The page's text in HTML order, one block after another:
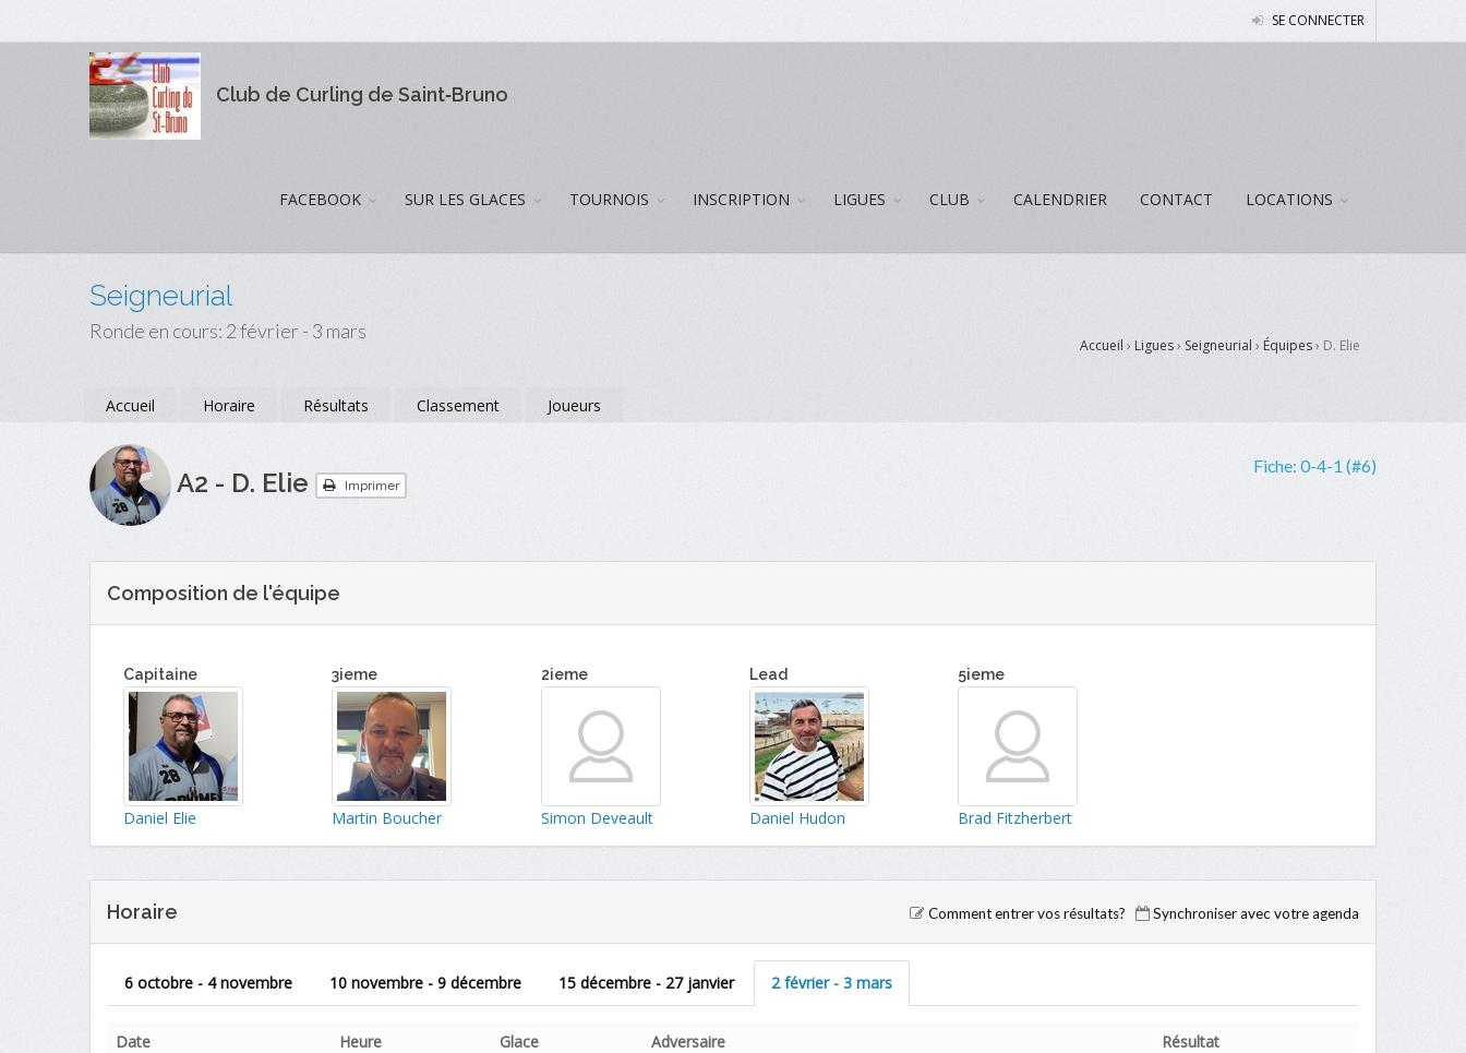
SE CONNECTER
Club de Curling de Saint‑Bruno
FACEBOOK SUR LES GLACES TOURNOIS INSCRIPTION LIGUES CLUB CALENDRIER CONTACT LOCATIONS
Seigneurial
Ronde en cours: 2 février - 3 mars
Accueil › Ligues› Seigneurial › Équipes› D. Elie
Accueil Horaire Résultats Classement Joueurs
A2 - D. Elie Imprimer
Fiche: 0-4-1 (#6)
Composition de l'équipe
Capitaine
Daniel Elie
3ieme
Martin Boucher
2ieme
Simon Deveault
Lead
Daniel Hudon
5ieme
Brad Fitzherbert
Horaire Comment entrer vos résultats? Synchroniser avec votre agenda
6 octobre - 4 novembre 10 novembre - 9 décembre 15 décembre - 27 janvier 2 février - 3 mars
Date Heure Glace Adversaire Résultat